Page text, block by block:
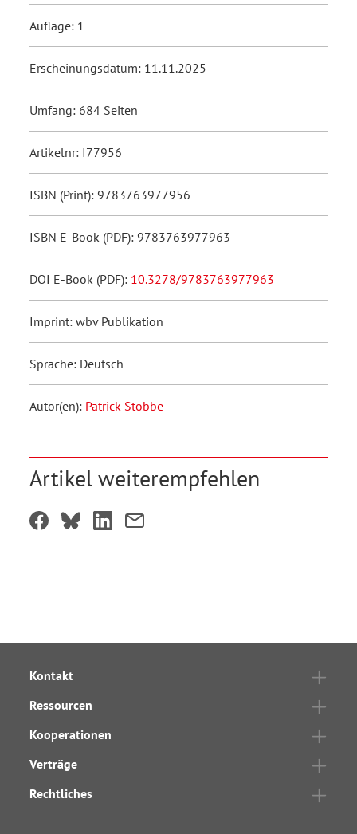
Auflage: 1
Erscheinungsdatum: 11.11.2025
Umfang: 684 Seiten
Artikelnr: I77956
ISBN (Print): 9783763977956
ISBN E-Book (PDF): 9783763977963
DOI E-Book (PDF): 10.3278/9783763977963
Imprint: wbv Publikation
Sprache: Deutsch
Autor(en): Patrick Stobbe
Artikel weiterempfehlen
Kontakt
Ressourcen
Kooperationen
Verträge
Rechtliches